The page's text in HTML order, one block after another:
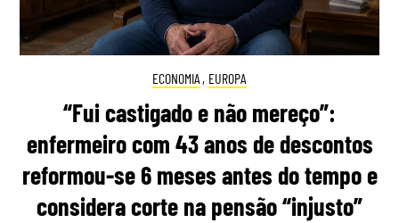
ECONOMIA , EUROPA
“Fui castigado e não mereço”:
enfermeiro com 43 anos de descontos
reformou-se 6 meses antes do tempo e
considera corte na pensão “injusto”